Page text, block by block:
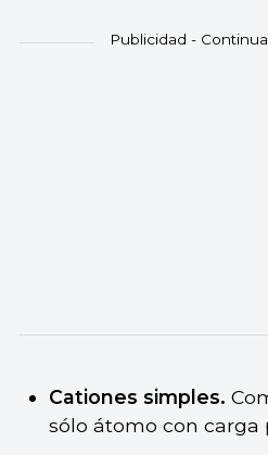
Cationes simples.
sólo átomo con carga